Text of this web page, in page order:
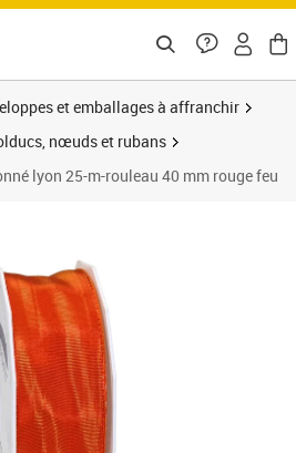
et emballages à affranchir
nœuds et rubans
lyon 25-m-rouleau 40 mm rouge feu